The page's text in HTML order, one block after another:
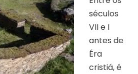
séculos
VII e I
antes de
Éra
cristiá, é